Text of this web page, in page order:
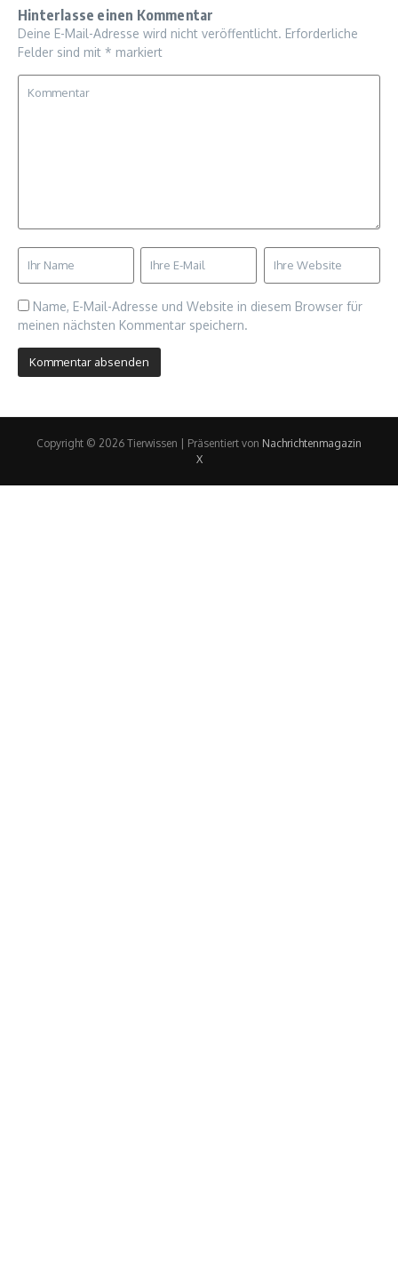
Hinterlasse einen Kommentar
Deine E-Mail-Adresse wird nicht veröffentlicht. Erforderliche
Felder sind mit * markiert
Name, E-Mail-Adresse und Website in diesem Browser für
meinen nächsten Kommentar speichern.
Copyright © 2026 Tierwissen | Präsentiert von Nachrichtenmagazin
X